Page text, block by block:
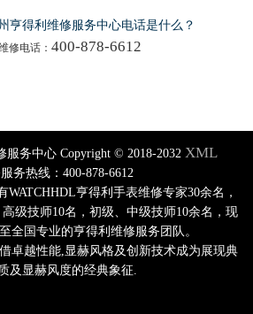
亨得利维修服务中心电话是什么？
修电话： 400-878-6612
服务中心 Copyright © 2018-2032 XML
务热线：400-878-6612
WATCHHDL亨得利手表维修专家30余名，
级技师10名，初级、中级技师10余名，现
全国专业的亨得利维修服务团队。
卓越性能,显赫风格及创新技术成为展现典
及显赫风度的经典象征.